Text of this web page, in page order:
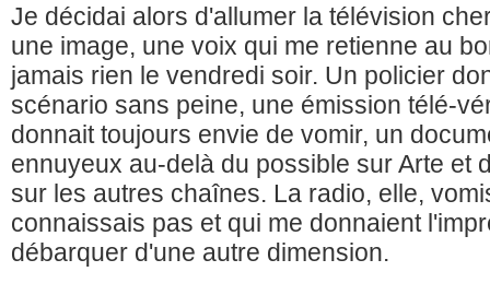
Je décidai alors d'allumer la télévision
une image, une voix qui me retienne au
jamais rien le vendredi soir. Un policier
scénario sans peine, une émission télé-
donnait toujours envie de vomir, un
ennuyeux au-delà du possible sur Arte et
sur les autres chaînes. La radio, elle,
connaissais pas et qui me donnaient
débarquer d'une autre dimension.